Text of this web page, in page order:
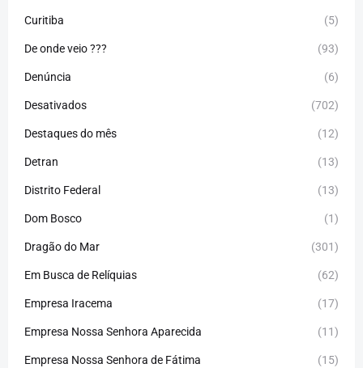
Curitiba (5)
De onde veio ??? (93)
Denúncia (6)
Desativados (702)
Destaques do mês (12)
Detran (13)
Distrito Federal (13)
Dom Bosco (1)
Dragão do Mar (301)
Em Busca de Relíquias (62)
Empresa Iracema (17)
Empresa Nossa Senhora Aparecida (11)
Empresa Nossa Senhora de Fátima (15)